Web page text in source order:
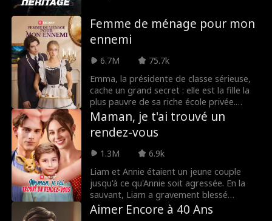
jugée impossible, l'armée réalise qu'il
représente la dernière carte à jouer pour
empêcher un conflit mondial... Mais il lui
politiciens corrompus, tenir tête à des
magnats de la tech malveillants, et
affronter l'ombre pesante de sa propre
famille.
Femme de ménage pour mon
ennemi
6.7M
75.7k
Emma, la présidente de classe sérieuse,
cache un grand secret : elle est la fille la
plus pauvre de sa riche école privée.
Lorsque son rival, Lucas Bennett, un
mauvais garçon richissime, la fait virer du
travail à temps partiel qui lui permettait
de payer les frais médicaux de son père, il
se rattrape en l'engageant comme
femme de chambre personnelle ! Lucas
accepte de garder leur arrangement
secret... tant qu'Emma répond à ses
moindres besoins.
Maman, je t'ai trouvé un
rendez-vous
1.3M
6.9k
Liam et Annie étaient un jeune couple
jusqu'à ce qu'Annie soit agressée. En la
sauvant, Liam a gravement blessé
l'assaillant, ce qui a conduit à son
Aimer Encore à 40 Ans